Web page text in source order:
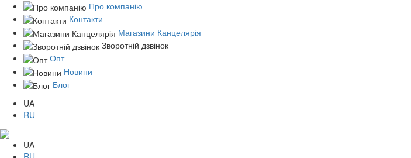
Про компанію
Контакти
Магазини Канцелярія
Зворотній дзвінок
Опт
Новини
Блог
UA
RU
UA